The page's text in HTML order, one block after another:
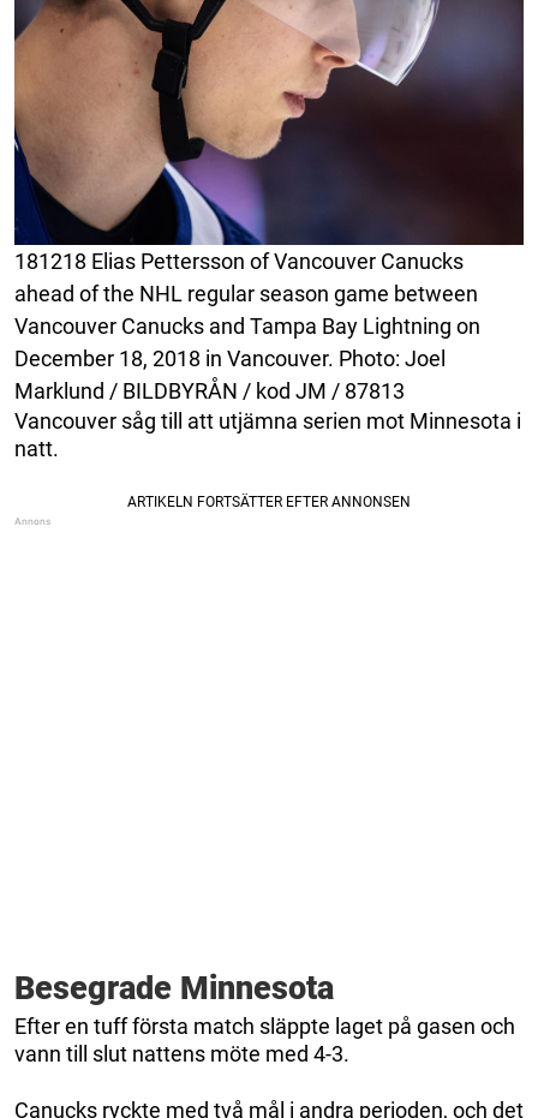
181218 Elias Pettersson of Vancouver Canucks
ahead of the NHL regular season game between
Vancouver Canucks and Tampa Bay Lightning on
December 18, 2018 in Vancouver. Photo: Joel
Marklund / BILDBYRÅN / kod JM / 87813
Vancouver såg till att utjämna serien mot Minnesota i
natt.
Besegrade Minnesota
Efter en tuff första match släppte laget på gasen och
vann till slut nattens möte med 4-3.
Canucks ryckte med två mål i andra perioden, och det